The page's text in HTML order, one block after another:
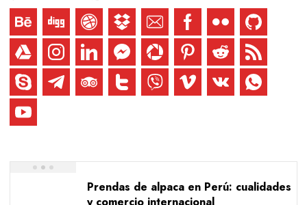
Prendas de alpaca en Perú: cualidades